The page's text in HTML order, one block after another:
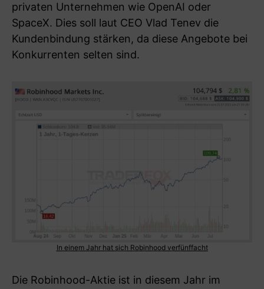
privaten Unternehmen wie OpenAI oder
SpaceX. Dies soll laut CEO Vlad Tenev die
Kundenbindung stärken, da diese Angebote bei
Konkurrenten selten sind.
In einem Jahr hat sich Robinhood verfünffacht
Die Robinhood-Aktie ist in diesem Jahr im